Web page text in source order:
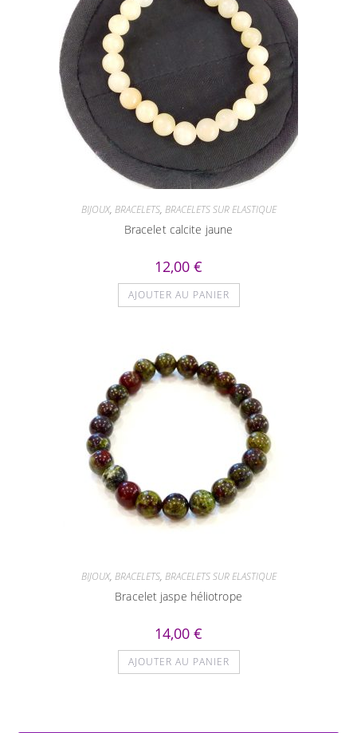
BIJOUX, BRACELETS, BRACELETS SUR ELASTIQUE
Bracelet calcite jaune
12,00 €
AJOUTER AU PANIER
BIJOUX, BRACELETS, BRACELETS SUR ELASTIQUE
Bracelet jaspe héliotrope
14,00 €
AJOUTER AU PANIER